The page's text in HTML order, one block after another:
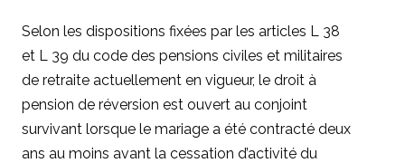
Selon les dispositions fixées par les articles L 38
et L 39 du code des pensions civiles et militaires
de retraite actuellement en vigueur, le droit à
pension de réversion est ouvert au conjoint
survivant lorsque le mariage a été contracté deux
ans au moins avant la cessation d’activité du